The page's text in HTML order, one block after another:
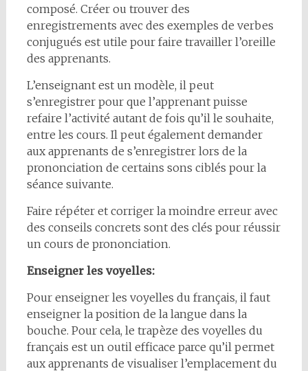
composé. Créer ou trouver des
enregistrements avec des exemples de verbes
conjugués est utile pour faire travailler l’oreille
des apprenants.
L’enseignant est un modèle, il peut
s’enregistrer pour que l’apprenant puisse
refaire l’activité autant de fois qu’il le souhaite,
entre les cours. Il peut également demander
aux apprenants de s’enregistrer lors de la
prononciation de certains sons ciblés pour la
séance suivante.
Faire répéter et corriger la moindre erreur avec
des conseils concrets sont des clés pour réussir
un cours de prononciation.
Enseigner les voyelles:
Pour enseigner les voyelles du français, il faut
enseigner la position de la langue dans la
bouche. Pour cela, le trapèze des voyelles du
français est un outil efficace parce qu’il permet
aux apprenants de visualiser l’emplacement du